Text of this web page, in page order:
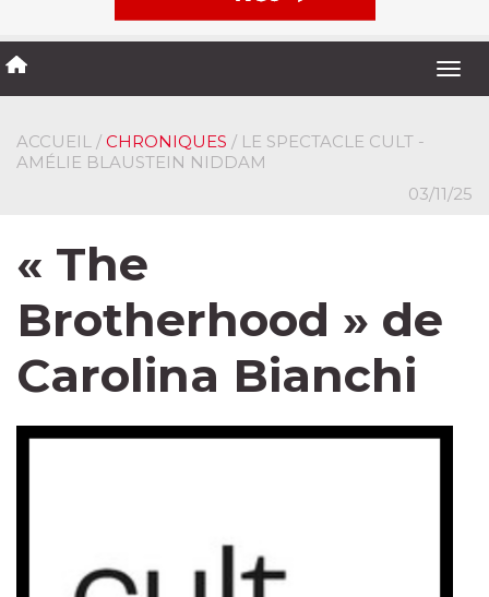
ACCUEIL / CHRONIQUES / LE SPECTACLE CULT -
AMÉLIE BLAUSTEIN NIDDAM
03/11/25
« The
Brotherhood » de
Carolina Bianchi